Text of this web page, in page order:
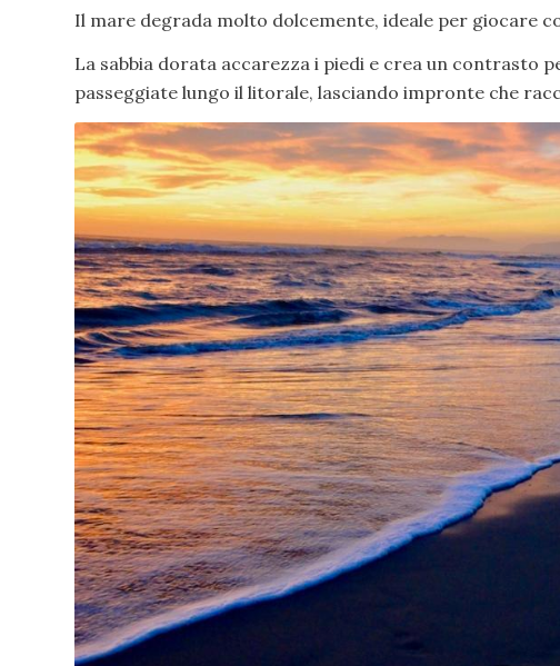
Il mare degrada molto dolcemente, ideale per giocare
La sabbia dorata accarezza i piedi e crea un contrasto
passeggiate lungo il litorale, lasciando impronte che